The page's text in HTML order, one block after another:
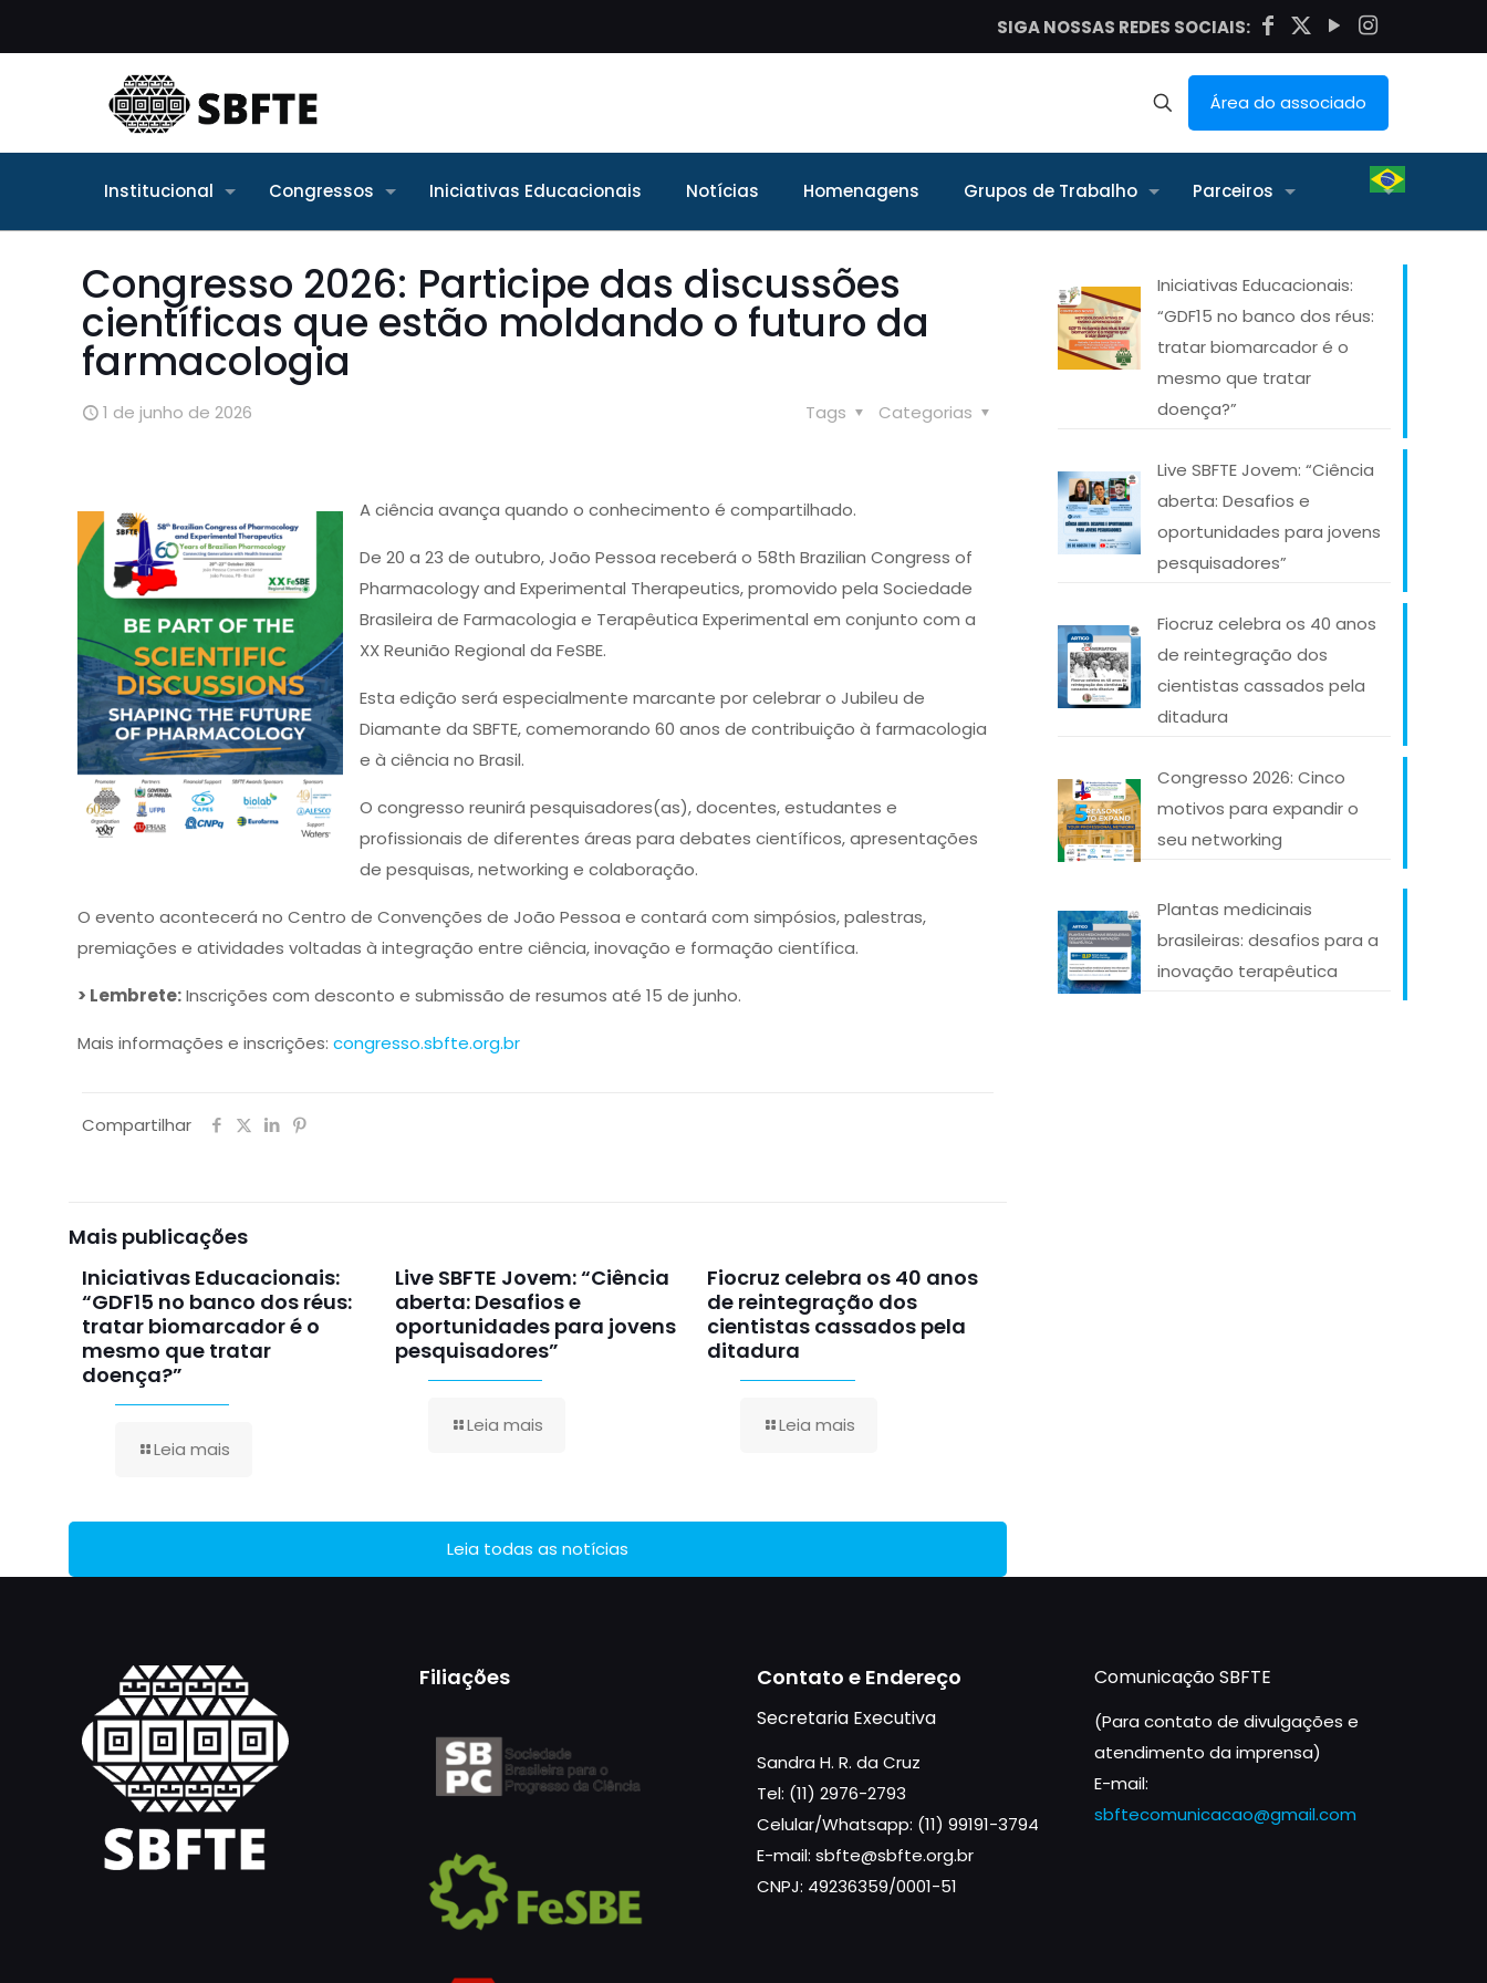
SIGA NOSSAS REDES SOCIAIS:
Área do associado
Institucional Congressos Iniciativas Educacionais Notícias Homenagens Grupos de Trabalho Parceiros
Congresso 2026: Participe das discussões
científicas que estão moldando o futuro da
farmacologia
1 de junho de 2026 Categorias
Tags
A ciência avança quando o conhecimento é compartilhado.
De 20 a 23 de outubro, João Pessoa receberá o 58th Brazilian Congress of
Pharmacology and Experimental Therapeutics, promovido pela Sociedade
Brasileira de Farmacologia e Terapêutica Experimental em conjunto com a
XX Reunião Regional da FeSBE.
Esta edição será especialmente marcante por celebrar o Jubileu de
Diamante da SBFTE, comemorando 60 anos de contribuição à farmacologia
e à ciência no Brasil.
O congresso reunirá pesquisadores(as), docentes, estudantes e
profissionais de diferentes áreas para debates científicos, apresentações
de pesquisas, networking e colaboração.
O evento acontecerá no Centro de Convenções de João Pessoa e contará com simpósios, palestras,
premiações e atividades voltadas à integração entre ciência, inovação e formação científica.
> Lembrete:Inscrições com desconto e submissão de resumos até 15 de junho.
Mais informações e inscrições:congresso.sbfte.org.br
Compartilhar
Mais publicações
Iniciativas Educacionais:
“GDF15 no banco dos réus:
tratar biomarcador é o
mesmo que tratar
doença?”
Leia mais
Live SBFTE Jovem: “Ciência
aberta: Desafios e
oportunidades para jovens
pesquisadores”
Leia mais
Fiocruz celebra os 40 anos
de reintegração dos
cientistas cassados pela
ditadura
Leia mais
Leia todas as notícias
Iniciativas Educacionais:
“GDF15 no banco dos réus:
tratar biomarcador é o
mesmo que tratar
doença?”
Live SBFTE Jovem: “Ciência
aberta: Desafios e
oportunidades para jovens
pesquisadores”
Fiocruz celebra os 40 anos
de reintegração dos
cientistas cassados pela
ditadura
Congresso 2026: Cinco
motivos para expandir o
seu networking
Plantas medicinais
brasileiras: desafios para a
inovação terapêutica
Filiações Contato e Endereço
Secretaria Executiva
Sandra H. R. da Cruz
Tel: (11) 2976-2793
Celular/Whatsapp: (11) 99191-3794
E-mail: sbfte@sbfte.org.br
CNPJ: 49236359/0001-51
Comunicação SBFTE
(Para contato de divulgações e
atendimento da imprensa)
E-mail:
sbftecomunicacao@gmail.com